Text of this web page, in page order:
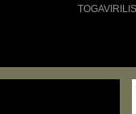
TOGAVIRILIS -